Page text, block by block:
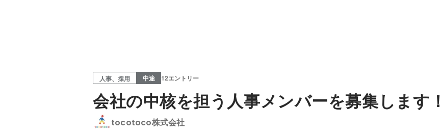
人事、採用 中途 12エントリー
会社の中核を担う人事メンバーを募集します！
tocotoco株式会社